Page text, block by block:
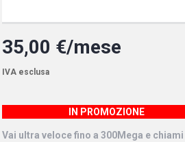
35,00 €/mese
IVA esclusa
IN PROMOZIONE
Vai ultra veloce fino a 300Mega e chiami